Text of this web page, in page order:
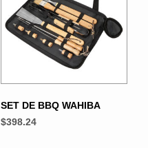
SET DE BBQ WAHIBA
$398.24